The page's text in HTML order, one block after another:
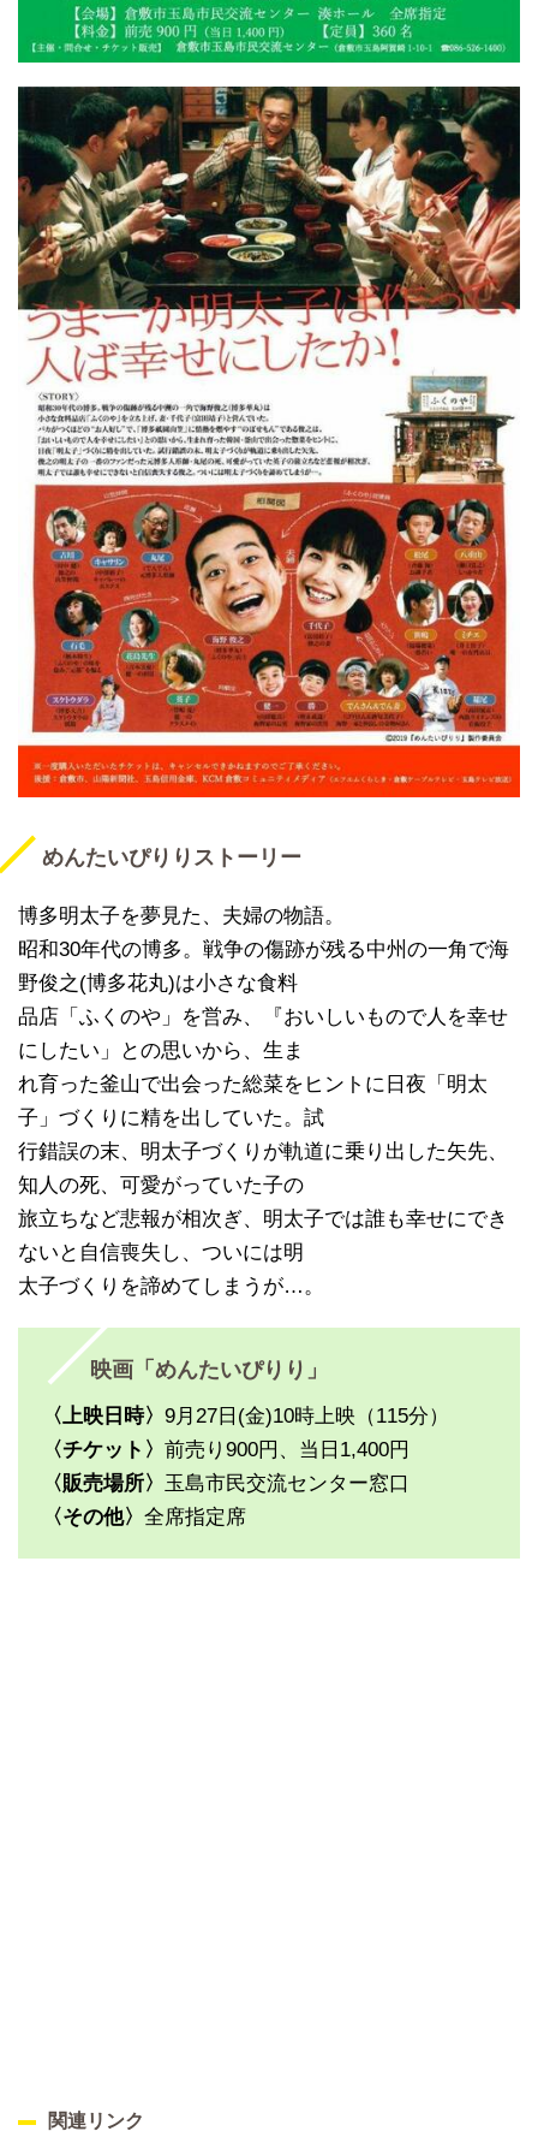
めんたいぴりりストーリー
博多明太子を夢見た、夫婦の物語。
昭和30年代の博多。戦争の傷跡が残る中州の一角で海
野俊之(博多花丸)は小さな食料
品店「ふくのや」を営み、『おいしいもので人を幸せ
にしたい」との思いから、生ま
れ育った釜山で出会った総菜をヒントに日夜「明太
子」づくりに精を出していた。試
行錯誤の末、明太子づくりが軌道に乗り出した矢先、
知人の死、可愛がっていた子の
旅立ちなど悲報が相次ぎ、明太子では誰も幸せにでき
ないと自信喪失し、ついには明
太子づくりを諦めてしまうが…。
映画「めんたいぴりり」
〈上映日時〉 9月27日(金)10時上映（115分）
〈チケット〉 前売り900円、当日1,400円
〈販売場所〉 玉島市民交流センター窓口
〈その他〉 全席指定席
関連リンク